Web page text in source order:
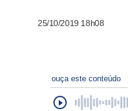
25/10/2019 18h08
ouça este conteúdo